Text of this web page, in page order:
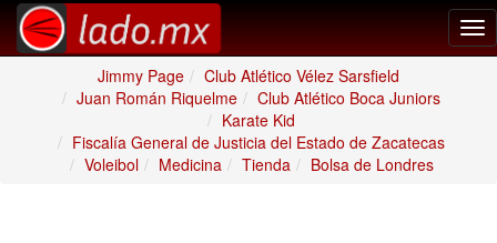
Jimmy Page
Club Atlético Vélez Sarsfield
Juan Román Riquelme
Club Atlético Boca Juniors
Karate Kid
Fiscalía General de Justicia del Estado de Zacatecas
Voleibol
Medicina Tienda Bolsa de Londres